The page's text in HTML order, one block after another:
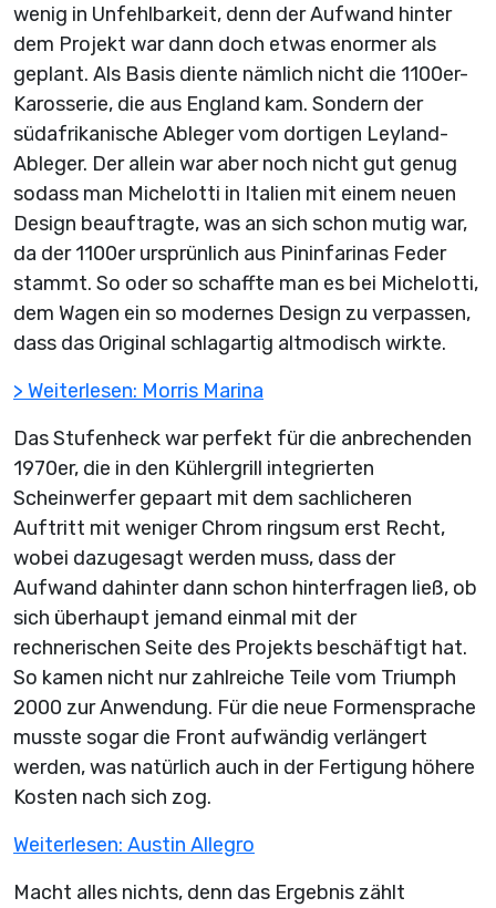
wenig in Unfehlbarkeit, denn der Aufwand hinter
dem Projekt war dann doch etwas enormer als
geplant. Als Basis diente nämlich nicht die 1100er-
Karosserie, die aus England kam. Sondern der
südafrikanische Ableger vom dortigen Leyland-
Ableger. Der allein war aber noch nicht gut genug
sodass man Michelotti in Italien mit einem neuen
Design beauftragte, was an sich schon mutig war,
da der 1100er ursprünlich aus Pininfarinas Feder
stammt. So oder so schaffte man es bei Michelotti,
dem Wagen ein so modernes Design zu verpassen,
dass das Original schlagartig altmodisch wirkte.
> Weiterlesen: Morris Marina
Das Stufenheck war perfekt für die anbrechenden
1970er, die in den Kühlergrill integrierten
Scheinwerfer gepaart mit dem sachlicheren
Auftritt mit weniger Chrom ringsum erst Recht,
wobei dazugesagt werden muss, dass der
Aufwand dahinter dann schon hinterfragen ließ, ob
sich überhaupt jemand einmal mit der
rechnerischen Seite des Projekts beschäftigt hat.
So kamen nicht nur zahlreiche Teile vom Triumph
2000 zur Anwendung. Für die neue Formensprache
musste sogar die Front aufwändig verlängert
werden, was natürlich auch in der Fertigung höhere
Kosten nach sich zog.
Weiterlesen: Austin Allegro
Macht alles nichts, denn das Ergebnis zählt